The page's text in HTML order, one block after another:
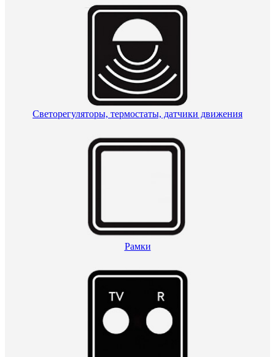
Светорегуляторы, термостаты, датчики движения
Рамки